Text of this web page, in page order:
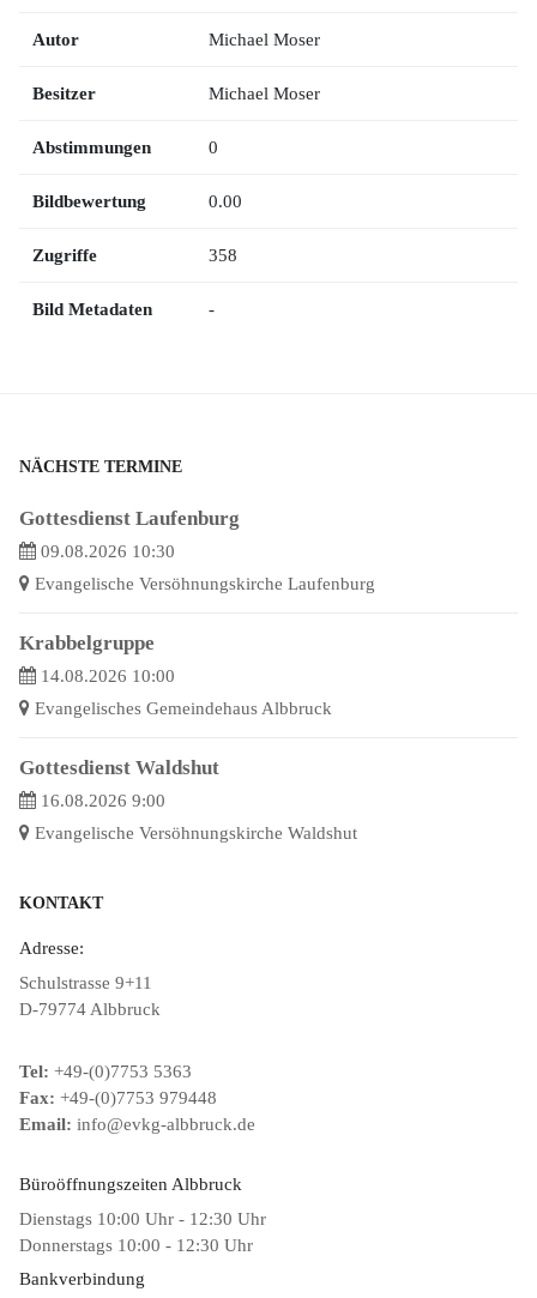
Autor Michael Moser
Besitzer Michael Moser
Abstimmungen 0
Bildbewertung 0.00
Zugriffe 358
Bild Metadaten -
NÄCHSTE TERMINE
Gottesdienst Laufenburg
09.08.2026 10:30
Evangelische Versöhnungskirche Laufenburg
Krabbelgruppe
14.08.2026 10:00
Evangelisches Gemeindehaus Albbruck
Gottesdienst Waldshut
16.08.2026 9:00
Evangelische Versöhnungskirche Waldshut
KONTAKT
Adresse:
Schulstrasse 9+11
D-79774 Albbruck
Tel: +49-(0)7753 5363
Fax: +49-(0)7753 979448
Email: info@evkg-albbruck.de
Büroöffnungszeiten Albbruck
Dienstags 10:00 Uhr - 12:30 Uhr
Donnerstags 10:00 - 12:30 Uhr
Bankverbindung